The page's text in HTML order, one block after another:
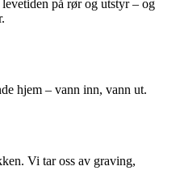
på rør og utstyr – og
hjem – vann inn, vann ut.
Vi tar oss av graving,